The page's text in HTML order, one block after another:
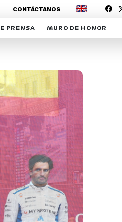
PRENSA MURO DE HONOR
CONTÁCTANOS